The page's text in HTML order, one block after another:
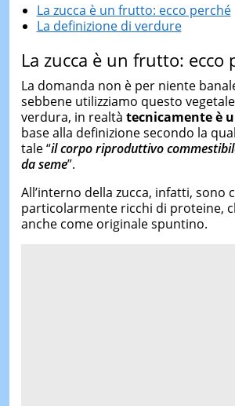
La zucca è un frutto: ecco perché
La definizione di verdure
La zucca è un frutto: ecco
La domanda non è per niente
sebbene utilizziamo questo
verdura, in realtà tecnicamente è
base alla definizione secondo la
tale “il corpo riproduttivo
da seme”.
All’interno della zucca, infatti, sono
particolarmente ricchi di proteine,
anche come originale spuntino.